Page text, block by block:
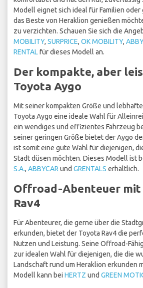
Modell eignet sich ideal für Familien oder
das Beste von Heraklion genießen
zu verzichten. Schauen Sie sich die
MOBILITY, SURPRICE, OK MOBILITY,
RENTALfür dieses Modell an.
Der kompakte, aber
Toyota Aygo
Mit seiner kompakten Größe und
Toyota Aygo eine ideale Wahl für
ein wendiges und effizientes Fahrzeug
seiner geringen Größe bietet der Aygo
ist somit eine gute Wahl für diejenigen,
Stadt düsen möchten. Dieses Modell ist
S.A., ABBYCAR und GRENTALS erhältlich.
Offroad-Abenteuer mit
Rav4
Für Abenteurer, die gerne über die
erkunden, bietet der Toyota Rav4 die
Nutzen und Leistung. Seine Offroad-
zur idealen Wahl für diejenigen, die die
Landschaft rund um Heraklion erkunden
Modell kann bei HERTZ und GREEN